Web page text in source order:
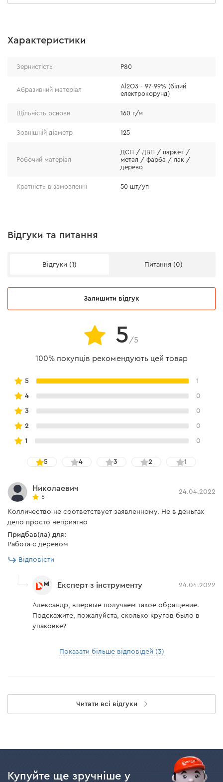
Особливості
(Al2O3 - 97-99%);
паперова основа підвищеної щільності – 160 г/м;
абразивний шар, який не відривається навіть при
Характеристики
Зернистість Р80
Абразивний матеріал
Al2O3 - 97-99% (білий
електрокорунд)
Щільність основи 160 г/м
Зовнішній діаметр 125
Робочий матеріал
ДСП / ДВП / паркет /
метал / фарба / лак /
дерево
Кратність в замовленні 50 шт/уп
Відгуки та питання
Відгуки (1) Питання (0)
Залишити відгук
5 /5
100% покупців рекомендують цей товар
5 1
4 0
3 0
2 0
1 0
5 4 3 2 1
Николаевич
5
24.04.2022
Колличество не соответствует заявленному. Не в деньгах
дело просто неприятно
Придбав(ла) для:
Работа с деревом
Відповісти
Експерт з інструменту 24.04.2022
Александр, впервые получаем такое обращение.
Подскажите, пожалуйста, сколько кругов было в
упаковке?
Показати більше відповідей (3)
Читати всі відгуки
Купуйте ще зручніше у